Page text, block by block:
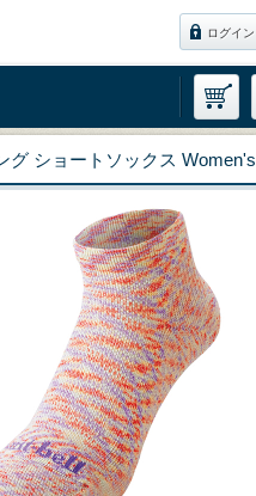
ログイン
グ ショートソックス Women's